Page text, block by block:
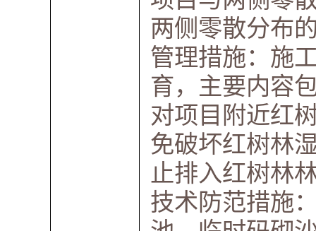
两侧零散分布
管理措施：施
育，主要内容
对项目附近红
免破坏红树林
止排入红树林
技术防范措施